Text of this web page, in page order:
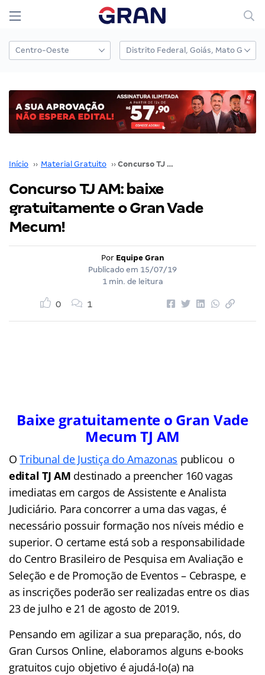
Início ›› Material Gratuito ›› Concurso TJ AM: baixe gratuitamente o Gran Vade Mecum!
Concurso TJ AM: baixe
gratuitamente o Gran Vade
Mecum!
Por Equipe Gran
Publicado em 15/07/19
1 min. de leitura
0 1
Baixe gratuitamente o Gran Vade
Mecum TJ AM
OTribunal de Justiça do Amazonas publicou o
edital TJ AM destinado a preencher 160 vagas
imediatas em cargos de Assistente e Analista
Judiciário. Para concorrer a uma das vagas, é
necessário possuir formação nos níveis médio e
superior. O certame está sob a responsabilidade
do Centro Brasileiro de Pesquisa em Avaliação e
Seleção e de Promoção de Eventos – Cebraspe, e
as inscrições poderão ser realizadas entre os dias
23 de julho e 21 de agosto de 2019.
Pensando em agilizar a sua preparação, nós, do
Gran Cursos Online, elaboramos alguns e-books
gratuitos cujo objetivo é ajudá-lo(a) na